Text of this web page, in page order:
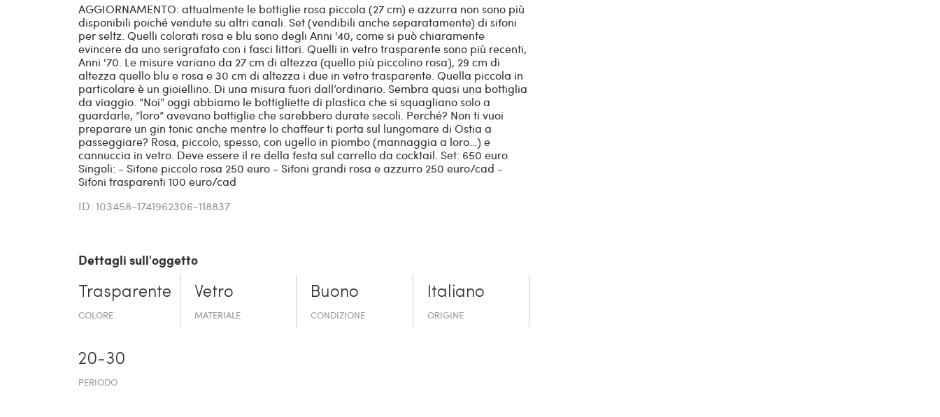
AGGIORNAMENTO: attualmente le bottiglie rosa piccola (27 cm) e azzurra non sono più
disponibili poiché vendute su altri canali. Set (vendibili anche separatamente) di sifoni
per seltz. Quelli colorati rosa e blu sono degli Anni '40, come si può chiaramente
evincere da uno serigrafato con i fasci littori. Quelli in vetro trasparente sono più recenti,
Anni '70. Le misure variano da 27 cm di altezza (quello più piccolino rosa), 29 cm di
altezza quello blu e rosa e 30 cm di altezza i due in vetro trasparente. Quella piccola in
particolare è un gioiellino. Di una misura fuori dall’ordinario. Sembra quasi una bottiglia
da viaggio. “Noi” oggi abbiamo le bottigliette di plastica che si squagliano solo a
guardarle, “loro” avevano bottiglie che sarebbero durate secoli. Perché? Non ti vuoi
preparare un gin tonic anche mentre lo chaffeur ti porta sul lungomare di Ostia a
passeggiare? Rosa, piccolo, spesso, con ugello in piombo (mannaggia a loro…) e
cannuccia in vetro. Deve essere il re della festa sul carrello da cocktail. Set: 650 euro
Singoli: - Sifone piccolo rosa 250 euro - Sifoni grandi rosa e azzurro 250 euro/cad -
Sifoni trasparenti 100 euro/cad
ID: 103458-1741962306-118837
Dettagli sull'oggetto
Trasparente
COLORE
Vetro
MATERIALE
Buono
CONDIZIONE
Italiano
ORIGINE
20-30
PERIODO